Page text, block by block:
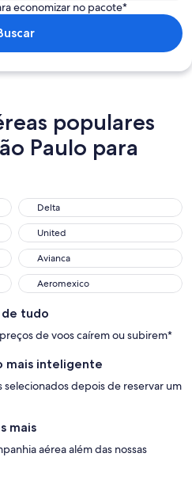
economizar no pacote*
populares
Paulo para
Delta
Delta
United
United
Avianca
Avianca
Aeromexico
Aeromexico
tudo
de voos caírem ou subirem*
mais inteligente
selecionados depois de reservar um
mais
aérea além das nossas